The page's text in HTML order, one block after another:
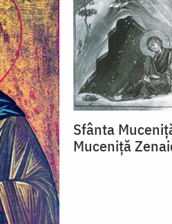
Sfânta
Muceniță